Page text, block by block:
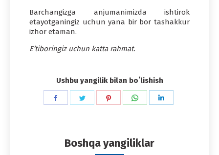
Barchangizga anjumanimizda ishtirok
etayotganingiz uchun yana bir bor tashakkur
izhor etaman.
E’tiboringiz uchun katta rahmat.
Ushbu yangilik bilan boʻlishish
Share
Share
Share
Share
Boshqa yangiliklar